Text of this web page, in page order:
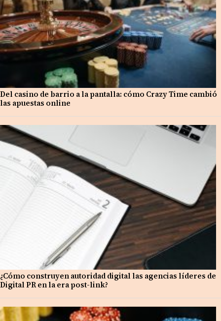
Del casino de barrio a la pantalla: cómo Crazy Time cambió
las apuestas online
¿Cómo construyen autoridad digital las agencias líderes de
Digital PR en la era post-link?